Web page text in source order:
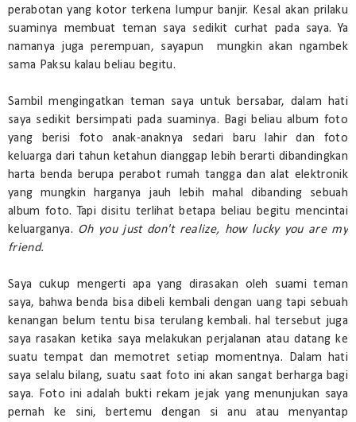
perabotan yang kotor terkena lumpur banjir. Kesal akan prilaku
suaminya membuat teman saya sedikit curhat pada saya. Ya
namanya juga perempuan, sayapun mungkin akan ngambek
sama Paksu kalau beliau begitu.
Sambil mengingatkan teman saya untuk bersabar, dalam hati
saya sedikit bersimpati pada suaminya. Bagi beliau album foto
yang berisi foto anak-anaknya sedari baru lahir dan foto
keluarga dari tahun ketahun dianggap lebih berarti dibandingkan
harta benda berupa perabot rumah tangga dan alat elektronik
yang mungkin harganya jauh lebih mahal dibanding sebuah
album foto. Tapi disitu terlihat betapa beliau begitu mencintai
keluarganya. Oh you just don't realize, how lucky you are my
friend.
Saya cukup mengerti apa yang dirasakan oleh suami teman
saya, bahwa benda bisa dibeli kembali dengan uang tapi sebuah
kenangan belum tentu bisa terulang kembali. hal tersebut juga
saya rasakan ketika saya melakukan perjalanan atau datang ke
suatu tempat dan memotret setiap momentnya. Dalam hati
saya selalu bilang, suatu saat foto ini akan sangat berharga bagi
saya. Foto ini adalah bukti rekam jejak yang menunjukan saya
pernah ke sini, bertemu dengan si anu atau menyantap